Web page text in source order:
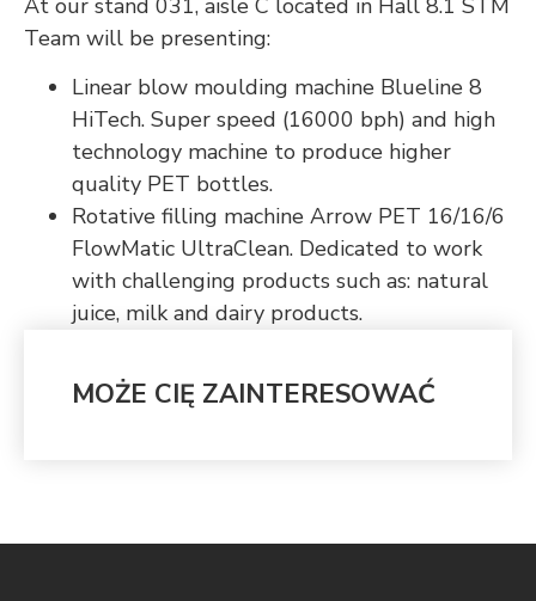
Team will be presenting:
Linear blow moulding machine Blueline 8
HiTech. Super speed (16000 bph) and high
technology machine to produce higher
quality PET bottles.
Rotative filling machine Arrow PET 16/16/6
FlowMatic UltraClean. Dedicated to work
with challenging products such as: natural
juice, milk and dairy products.
MOŻE CIĘ ZAINTERESOWAĆ